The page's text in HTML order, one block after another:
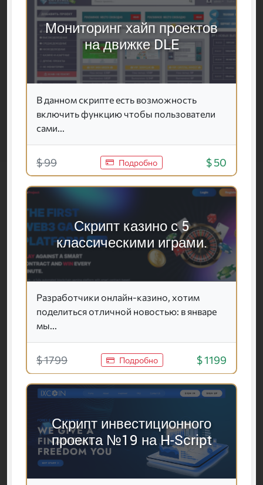
Мониторинг хайп проектов
на движке DLE
В данном скрипте есть возможность
включить функцию чтобы пользователи
сами...
$ 99 Подробно $ 50
Скрипт казино с 5
классическими играми.
Разработчики онлайн-казино, хотим
поделиться отличной новостью: в январе
мы...
$ 1799 Подробно $ 1199
Скрипт инвестиционного
проекта №19 на H-Script